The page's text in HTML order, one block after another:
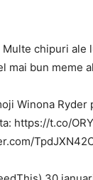
chipuri ale
mai bun meme
Winona Ryder
https://t.co/